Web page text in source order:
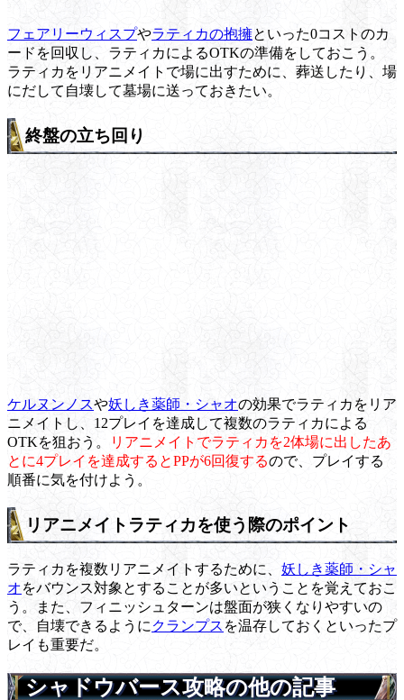
フェアリーウィスプやラティカの抱擁といった0コストのカ
ードを回収し、ラティカによるOTKの準備をしておこう。
ラティカをリアニメイトで場に出すために、葬送したり、場
にだして自壊して墓場に送っておきたい。
終盤の立ち回り
ケルヌンノスや妖しき薬師・シャオの効果でラティカをリア
ニメイトし、12プレイを達成して複数のラティカによる
OTKを狙おう。
リアニメイトでラティカを2体場に出したあ
とに4プレイを達成するとPPが6回復するので、プレイする
順番に気を付けよう。
リアニメイトラティカを使う際のポイント
ラティカを複数リアニメイトするために、 妖しき薬師・シャ
オをバウンス対象とすることが多いということを覚えておこ
う。また、フィニッシュターンは盤面が狭くなりやすいの
で、自壊できるように クランプス を温存しておくといったプ
レイも重要だ。
シャドウバース攻略の他の記事